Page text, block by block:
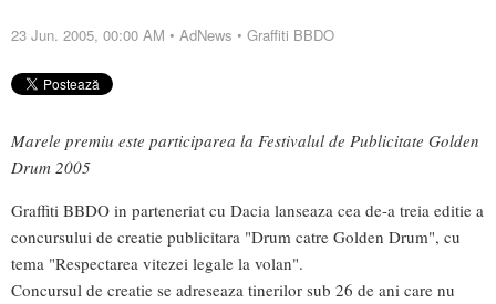
23 Jun. 2005, 00:00 AM • AdNews • Graffiti BBDO
Marele premiu este participarea la Festivalul de Publicitate Golden
Drum 2005
Graffiti BBDO in parteneriat cu Dacia lanseaza cea de-a treia editie a
concursului de creatie publicitara "Drum catre Golden Drum", cu
tema "Respectarea vitezei legale la volan".
Concursul de creatie se adreseaza tinerilor sub 26 de ani care nu